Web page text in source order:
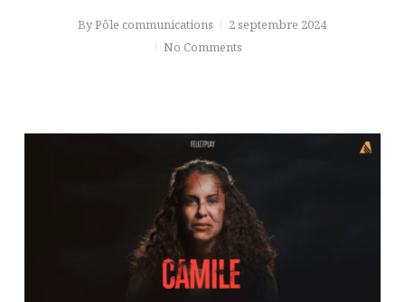
ByPôle communications
2 septembre 2024
No Comments